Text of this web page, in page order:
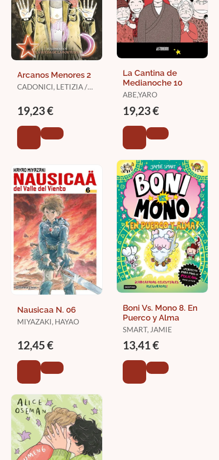
Arcanos Menores 2
CADONICI, LETIZIA /
DELPECHE
19,23 €
La Cantina de
Medianoche 10
ABE,YARO
19,23 €
Nausicaa N. 06
MIYAZAKI, HAYAO
12,45 €
Boni Vs. Mono 8. En
Puerco y Alma
SMART, JAMIE
13,41 €